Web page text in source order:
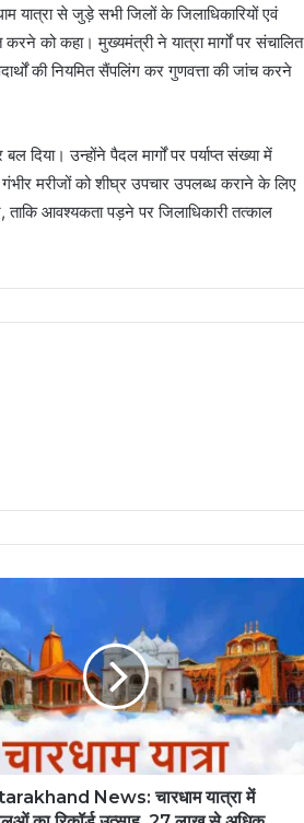
यात्रा से जुड़े सभी जिलों के जिलाधिकारियों एवं
को कहा। मुख्यमंत्री ने यात्रा मार्गों पर संचालित
की नियमित सैंपलिंग कर गुणवत्ता की जांच करने
दिया। उन्होंने पैदल मार्गों पर पर्याप्त संख्या में
मरीजों को शीघ्र उपचार उपलब्ध कराने के लिए
आवश्यकता पड़ने पर जिलाधिकारी तत्काल
News: चारधाम यात्रा में